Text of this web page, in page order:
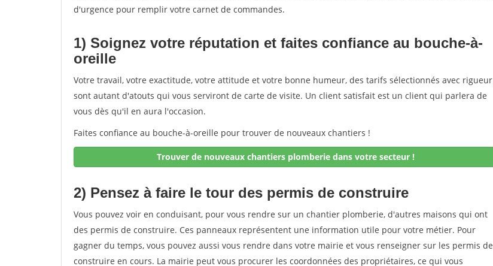
d'urgence pour remplir votre carnet de commandes.
1) Soignez votre réputation et faites confiance au bouche-à-
oreille
Votre travail, votre exactitude, votre attitude et votre bonne humeur, des tarifs sélectionnés avec rigueur
sont autant d'atouts qui vous serviront de carte de visite. Un client satisfait est un client qui parlera de
vous dès qu'il en aura l'occasion.
Faites confiance au bouche-à-oreille pour trouver de nouveaux chantiers !
Trouver de nouveaux chantiers plomberie dans votre secteur !
2) Pensez à faire le tour des permis de construire
Vous pouvez voir en conduisant, pour vous rendre sur un chantier plomberie, d'autres maisons qui ont
des permis de construire. Ces panneaux représentent une information utile pour votre métier. Pour
gagner du temps, vous pouvez aussi vous rendre dans votre mairie et vous renseigner sur les permis de
construire en cours. La mairie peut vous procurer les coordonnées des propriétaires, ce qui vous